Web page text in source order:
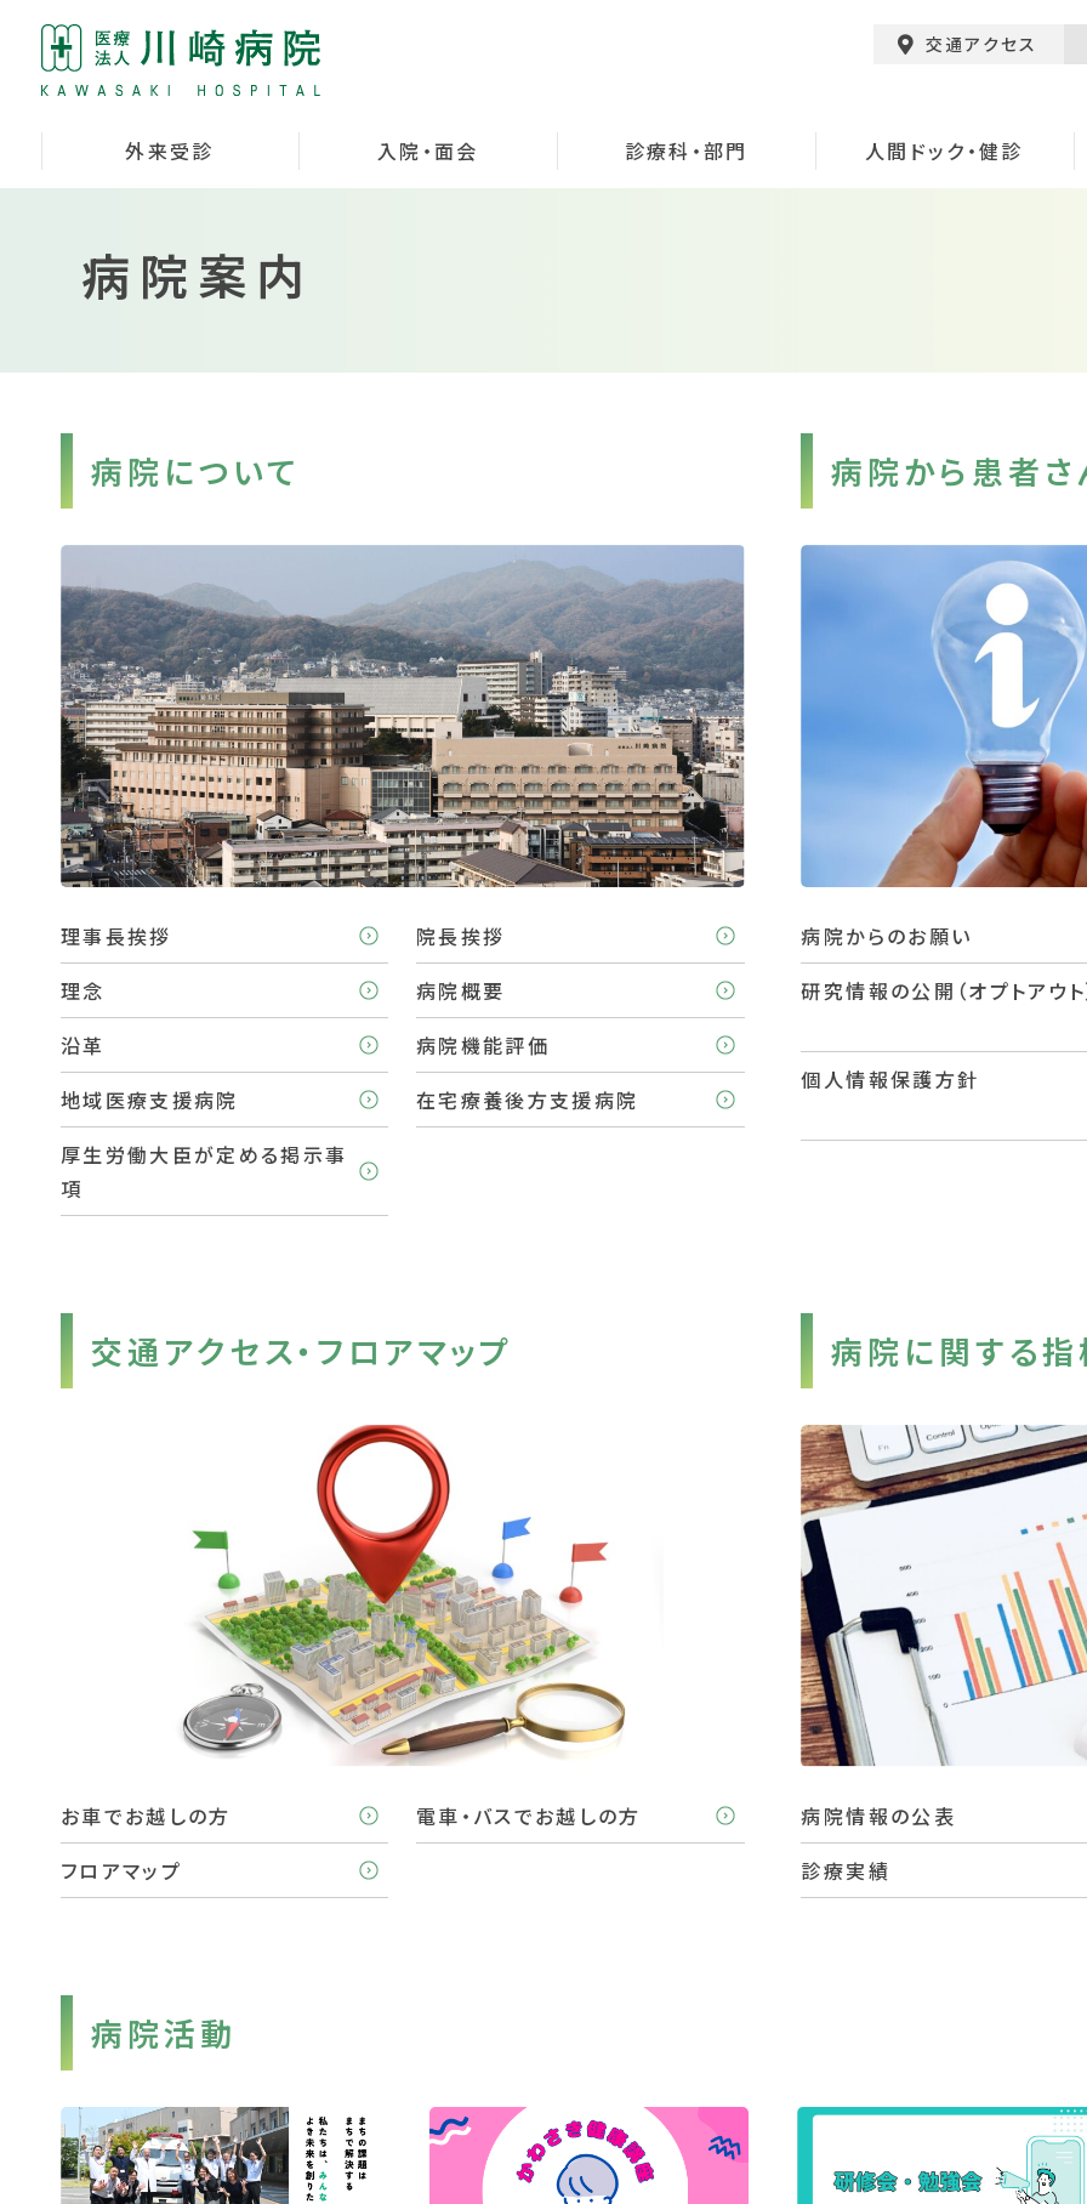
交通アクセス
外来受診 入院・面会 診療科・部門 人間ドック・健診
病院案内
病院について
理事長挨拶
院長挨拶
理念
病院概要
沿革
病院機能評価
地域医療支援病院
在宅療養後方支援病院
厚生労働大臣が定める掲示事
項
病院から患者さ
病院からのお願い
研究情報の公開（オプトアウト
個人情報保護方針
交通アクセス・フロアマップ
お車でお越しの方
電車・バスでお越しの方
フロアマップ
病院に関する
病院情報の公表
診療実績
病院活動